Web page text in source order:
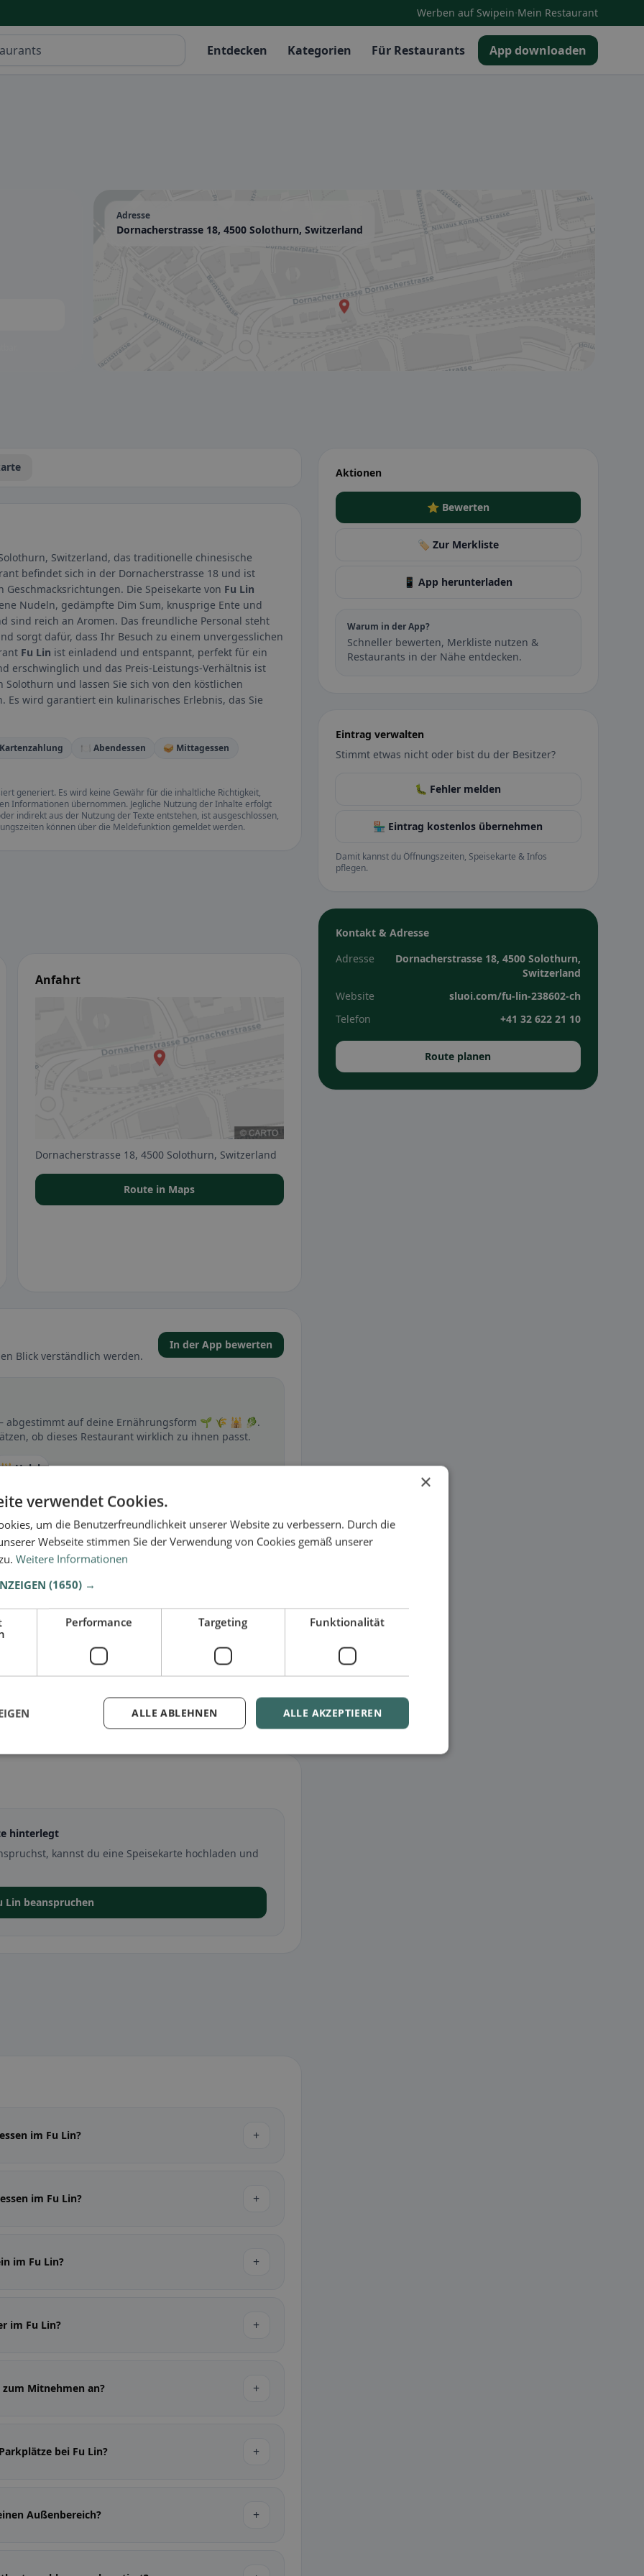
Werben auf Swipein·Mein Restaurant
Entdecken Kategorien Für Restaurants App downloaden
Adresse
Dornacherstrasse 18, 4500 Solothurn, Switzerland
Switzerland, das traditionelle chinesische
befindet sich in der Dornacherstrasse 18 und ist
Die Speisekarte von Fu Lin
Nudeln, gedämpfte Dim Sum, knusprige Ente und
sind reich an Aromen. Das freundliche Personal steht
sorgt dafür, dass Ihr Besuch zu einem unvergesslichen
Fu Lin ist einladend und entspannt, perfekt für ein
erschwinglich und das Preis-Leistungs-Verhältnis ist
Solothurn und lassen Sie sich von den köstlichen
wird garantiert ein kulinarisches Erlebnis, das Sie
🍽️ Abendessen
🥪 Mittagessen
generiert. Es wird keine Gewähr für die inhaltliche Richtigkeit,
Informationen übernommen. Jegliche Nutzung der Inhalte erfolgt
indirekt aus der Nutzung der Texte entstehen, ist ausgeschlossen,
können über die Meldefunktion gemeldet werden.
Anfahrt
Dornacherstrasse 18, 4500 Solothurn, Switzerland
Route in Maps
Blick verständlich werden.
In der App bewerten
abgestimmt auf deine Ernährungsform 🌱 🌾 🕌 🥬.
ob dieses Restaurant wirklich zu ihnen passt.
🕌 Halal
besonders bei glutenfrei, vegan, vegetarisch oder
hinterlegt
kannst du eine Speisekarte hochladen und
Lin beanspruchen
im Fu Lin? +
im Fu Lin? +
im Fu Lin? +
im Fu Lin? +
zum Mitnehmen an? +
bei Fu Lin? +
Außenbereich? +
Aktionen
⭐ Bewerten
🏷️ Zur Merkliste
📱 App herunterladen
Warum in der App?
Schneller bewerten, Merkliste nutzen &
Restaurants in der Nähe entdecken.
Eintrag verwalten
Stimmt etwas nicht oder bist du der Besitzer?
🐛 Fehler melden
🏪 Eintrag kostenlos übernehmen
Damit kannst du Öffnungszeiten, Speisekarte & Infos
pflegen.
Kontakt & Adresse
Adresse
Dornacherstrasse 18, 4500 Solothurn,
Switzerland
Website
sluoi.com/fu-lin-238602-ch
Telefon
+41 32 622 21 10
Route planen
×
verwendet Cookies.
um die Benutzerfreundlichkeit unserer Website zu verbessern. Durch die
Webseite stimmen Sie der Verwendung von Cookies gemäß unserer
Weitere Informationen
(1650) →
Performance Targeting Funktionalität
ALLE AKZEPTIEREN
ALLE ABLEHNEN